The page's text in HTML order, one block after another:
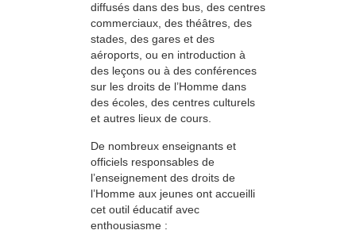
diffusés dans des bus, des centres
commerciaux, des théâtres, des
stades, des gares et des
aéroports, ou en introduction à
des leçons ou à des conférences
sur les droits de l’Homme dans
des écoles, des centres culturels
et autres lieux de cours.
De nombreux enseignants et
officiels responsables de
l’enseignement des droits de
l’Homme aux jeunes ont accueilli
cet outil éducatif avec
enthousiasme :